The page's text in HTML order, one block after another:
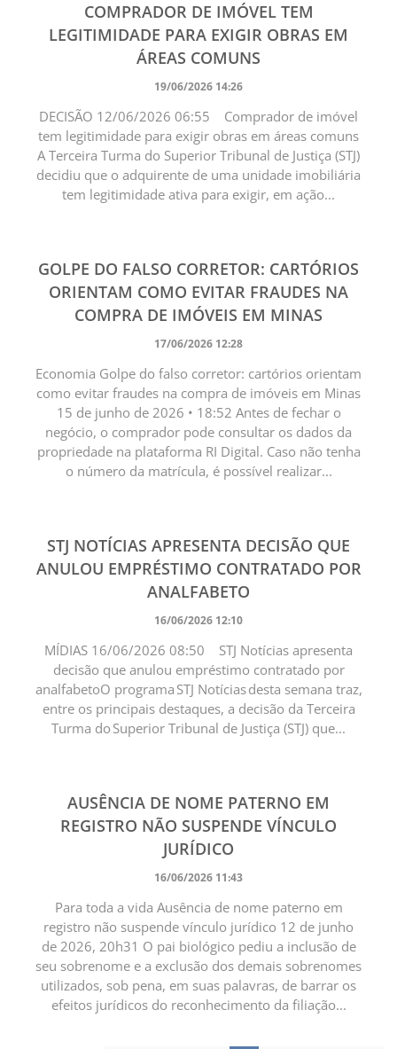
COMPRADOR DE IMÓVEL TEM
LEGITIMIDADE PARA EXIGIR OBRAS EM
ÁREAS COMUNS
19/06/2026 14:26
DECISÃO 12/06/2026 06:55 Comprador de imóvel
tem legitimidade para exigir obras em áreas comuns ​
A Terceira Turma do Superior Tribunal de Justiça (STJ)
decidiu que o adquirente de uma unidade imobiliária
tem legitimidade ativa para exigir, em ação...
GOLPE DO FALSO CORRETOR: CARTÓRIOS
ORIENTAM COMO EVITAR FRAUDES NA
COMPRA DE IMÓVEIS EM MINAS
17/06/2026 12:28
Economia Golpe do falso corretor: cartórios orientam
como evitar fraudes na compra de imóveis em Minas
15 de junho de 2026 • 18:52 Antes de fechar o
negócio, o comprador pode consultar os dados da
propriedade na plataforma RI Digital. Caso não tenha
o número da matrícula, é possível realizar...
STJ NOTÍCIAS APRESENTA DECISÃO QUE
ANULOU EMPRÉSTIMO CONTRATADO POR
ANALFABETO
16/06/2026 12:10
MÍDIAS 16/06/2026 08:50 STJ Notícias apresenta
decisão que anulou empréstimo contratado por
analfabeto ​O programa STJ Notícias desta semana traz,
entre os principais destaques, a decisão da Terceira
Turma do Superior Tribunal de Justiça (STJ) que...
AUSÊNCIA DE NOME PATERNO EM
REGISTRO NÃO SUSPENDE VÍNCULO
JURÍDICO
16/06/2026 11:43
Para toda a vida Ausência de nome paterno em
registro não suspende vínculo jurídico 12 de junho
de 2026, 20h31 O pai biológico pediu a inclusão de
seu sobrenome e a exclusão dos demais sobrenomes
utilizados, sob pena, em suas palavras, de barrar os
efeitos jurídicos do reconhecimento da filiação...